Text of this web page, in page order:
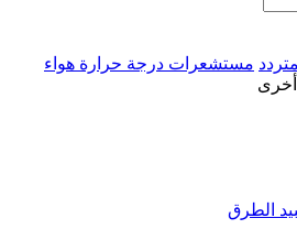
مستشعرات درجة حرارة هواء
أخرى
الطرق